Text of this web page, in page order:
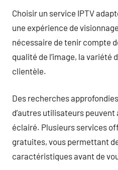
Choisir un service IPTV
une expérience de
nécessaire de tenir compte
qualité de l’image, la variété
clientèle.
Des recherches
d’autres utilisateurs
éclairé. Plusieurs services
gratuites, vous permettant
caractéristiques avant de